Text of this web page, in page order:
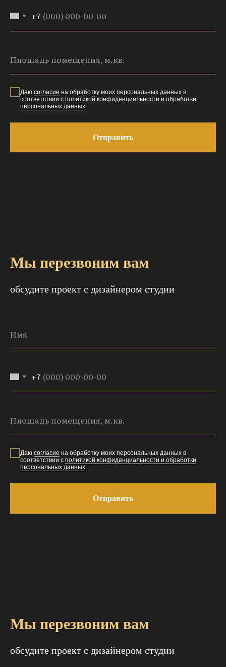
+7
Даю согласие на обработку моих персональных данных в
соответствии с политикой конфиденциальности и обработки
персональных данных
Отправить
Мы перезвоним вам
обсудите проект с дизайнером студии
+7
Даю согласие на обработку моих персональных данных в
соответствии с политикой конфиденциальности и обработки
персональных данных
Отправить
Мы перезвоним вам
обсудите проект с дизайнером студии